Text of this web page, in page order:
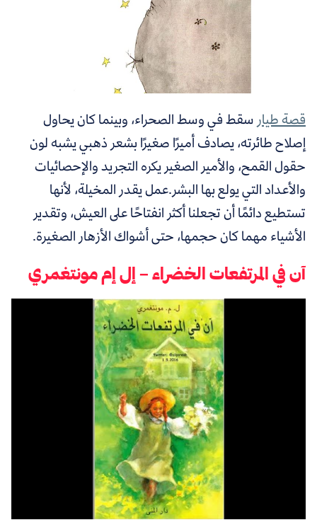
قصة طيارسقط في وسط الصحراء، وبينما كان يحاول
إصلاح طائرته، يصادف أميرًا صغيرًا بشعر ذهبي يشبه لون
حقول القمح، والأمير الصغير يكره التجريد والإحصائيات
والأعداد التي يولع بها البشر.عمل يقدر المخيلة، لأنها
تستطيع دائمًا أن تجعلنا أكثر انفتاحًا على العيش، وتقدير
الأشياء مهما كان حجمها، حتى أشواك الأزهار الصغيرة.
آن في المرتفعات الخضراء – إل إم مونتغمري